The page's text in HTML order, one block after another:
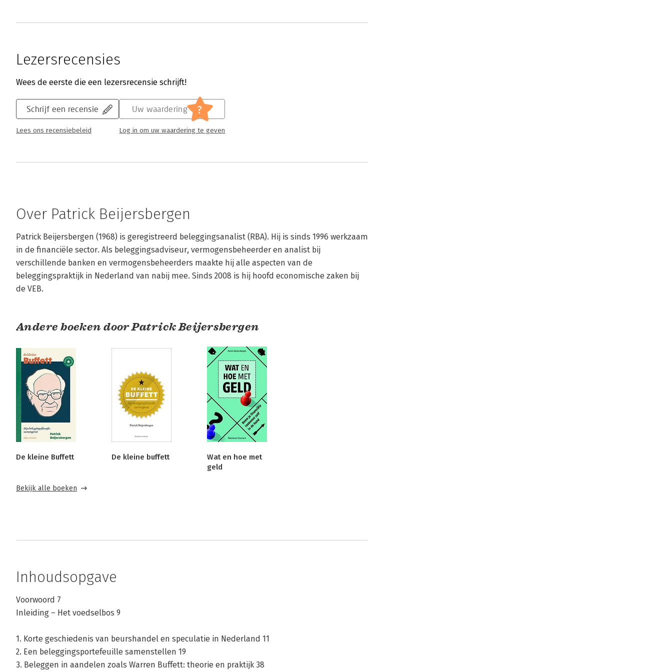
Lezersrecensies
Wees de eerste die een lezersrecensie schrijft!
Schrijf een recensie
Lees ons recensiebeleid
Uw waardering ?
Log in om uw waardering te geven
Over Patrick Beijersbergen
Patrick Beijersbergen (1968) is geregistreerd beleggingsanalist (RBA). Hij is sinds 1996 werkzaam
in de financiële sector. Als beleggingsadviseur, vermogensbeheerder en analist bij
verschillende banken en vermogensbeheerders maakte hij alle aspecten van de
beleggingspraktijk in Nederland van nabij mee. Sinds 2008 is hij hoofd economische zaken bij
de VEB.
Andere boeken door Patrick Beijersbergen
De kleine Buffett De kleine buffett
Wat en hoe met
geld
Bekijk alle boeken
Inhoudsopgave
Voorwoord 7
Inleiding – Het voedselbos 9
1. Korte geschiedenis van beurshandel en speculatie in Nederland 11
2. Een beleggingsportefeuille samenstellen 19
3. Beleggen in aandelen zoals Warren Buffett: theorie en praktijk 38